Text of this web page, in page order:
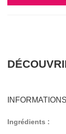
INFORMATIONS
Ingrédients :